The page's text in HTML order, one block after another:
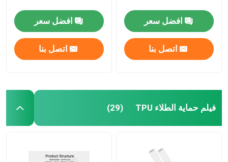
افضل سعر
اتصل بنا
افضل سعر
اتصل بنا
فيلم حماية الطلاء TPU (29)